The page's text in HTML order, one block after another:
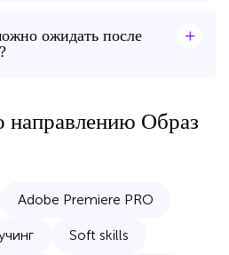
ожидать после
+
направлению Образ
Adobe Premiere PRO
Soft skills